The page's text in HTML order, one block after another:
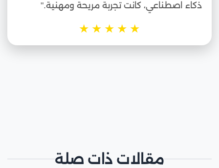
ذكاء اصطناعي، كانت تجربة مريحة ومهنية."
★
★
★
★
★
مقالات ذات صلة